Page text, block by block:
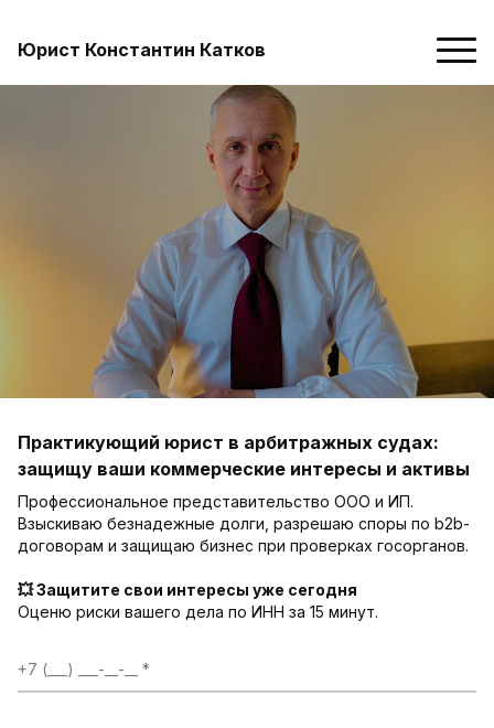
Юрист Константин Катков
Практикующий юрист в арбитражных судах:
защищу ваши коммерческие интересы и активы
Профессиональное представительство ООО и ИП.
Взыскиваю безнадежные долги, разрешаю споры по b2b-
договорам и защищаю бизнес при проверках госорганов.
💥 Защитите свои интересы уже сегодня
Оценю риски вашего дела по ИНН за 15 минут.
+7 (___) ___-__-__